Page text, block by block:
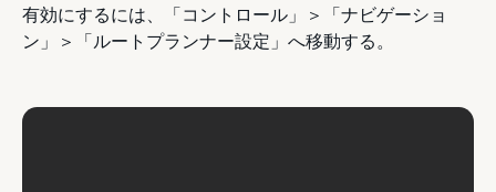
有効にするには、「コントロール」＞「ナビゲーショ
ン」＞「ルートプランナー設定」へ移動する。